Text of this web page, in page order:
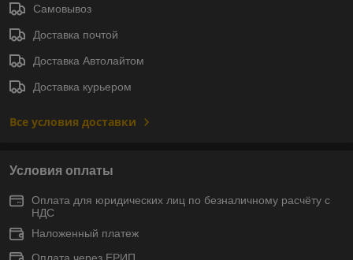
Самовывоз
Доставка почтой
Доставка Автолайтом
Доставка курьером
Все условия доставки
Условия оплаты
Оплата для юридических лиц по безналичному расчёту с
НДС
Наложенный платеж
Оплата через ЕРИП